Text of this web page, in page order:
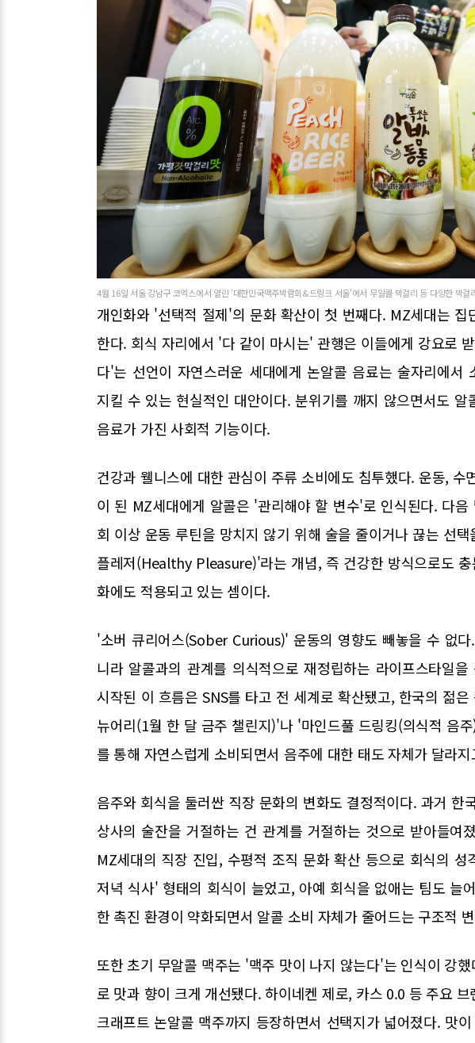
4월 16일 서울 강남구 코엑스에서 열린 '대한민국맥주박람회&드링크 서울'에서 무알콜 막걸리 등 다양한 막걸
개인화와 '선택적 절제'의 문화 확산이 첫 번째다. MZ세대는 집
한다. 회식 자리에서 '다 같이 마시는' 관행은 이들에게 강요로
다'는 선언이 자연스러운 세대에게 논알콜 음료는 술자리에서
지킬 수 있는 현실적인 대안이다. 분위기를 깨지 않으면서도
음료가 가진 사회적 기능이다.
건강과 웰니스에 대한 관심이 주류 소비에도 침투했다. 운동, 수
이 된 MZ세대에게 알콜은 '관리해야 할 변수'로 인식된다. 다
회 이상 운동 루틴을 망치지 않기 위해 술을 줄이거나 끊는 선
플레저(Healthy Pleasure)'라는 개념, 즉 건강한 방식으로도
화에도 적용되고 있는 셈이다.
'소버 큐리어스(Sober Curious)' 운동의 영향도 빼놓을 수 없
니라 알콜과의 관계를 의식적으로 재정립하는 라이프스타일
시작된 이 흐름은 SNS를 타고 전 세계로 확산됐고, 한국의 젊
뉴어리(1월 한 달 금주 챌린지)'나 '마인드풀 드링킹(의식적 음
를 통해 자연스럽게 소비되면서 음주에 대한 태도 자체가 달라
음주와 회식을 둘러싼 직장 문화의 변화도 결정적이다. 과거 한
상사의 술잔을 거절하는 건 관계를 거절하는 것으로 받아들여
MZ세대의 직장 진입, 수평적 조직 문화 확산 등으로 회식의
저녁 식사' 형태의 회식이 늘었고, 아예 회식을 없애는 팀도 늘
한 촉진 환경이 약화되면서 알콜 소비 자체가 줄어드는 구조적
또한 초기 무알콜 맥주는 '맥주 맛이 나지 않는다'는 인식이 강
로 맛과 향이 크게 개선됐다. 하이네켄 제로, 카스 0.0 등 주요
크래프트 논알콜 맥주까지 등장하면서 선택지가 넓어졌다. 맛